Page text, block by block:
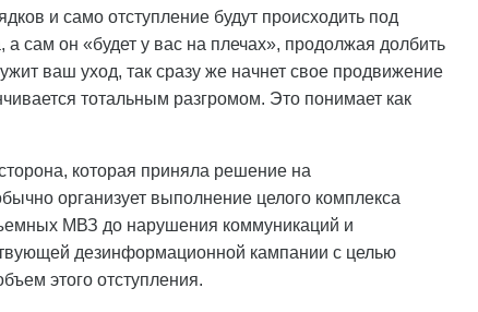
и само отступление будут происходить под
сам он «будет у вас на плечах», продолжая долбить
ваш уход, так сразу же начнет свое продвижение
тотальным разгромом. Это понимает как
которая приняла решение на
организует выполнение целого комплекса
МВЗ до нарушения коммуникаций и
дезинформационной кампании с целью
этого отступления.